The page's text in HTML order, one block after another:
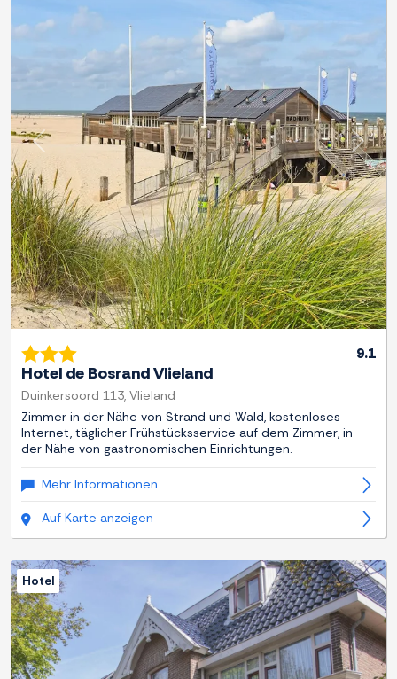
Zurück
9.1
Hotel de Bosrand Vlieland
Duinkersoord 113, Vlieland
Zimmer in der Nähe von Strand und Wald, kostenloses
Internet, täglicher Frühstücksservice auf dem Zimmer, in
der Nähe von gastronomischen Einrichtungen.
Mehr Informationen
Auf Karte anzeigen
Hotel